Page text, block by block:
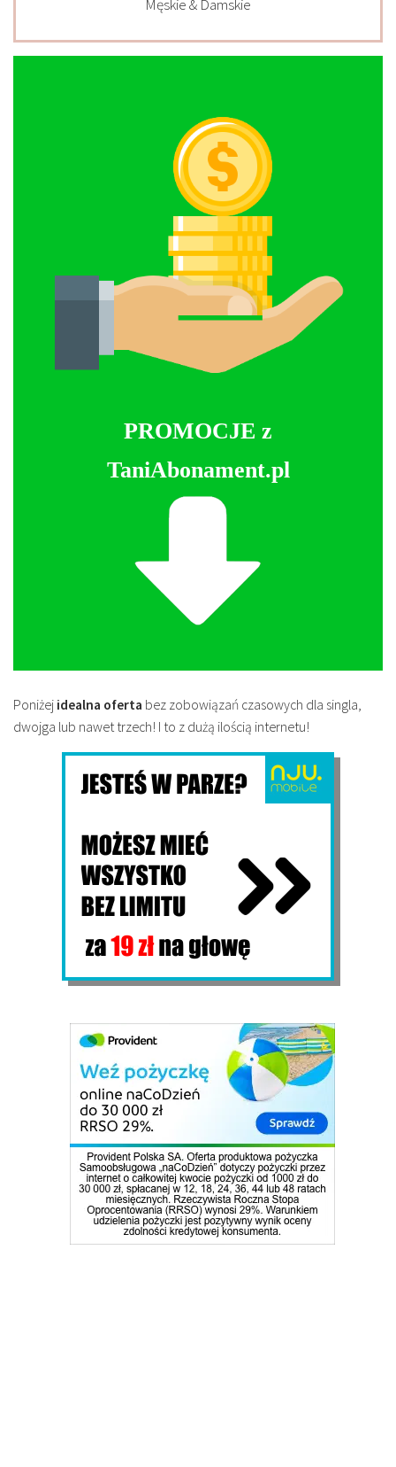
Męskie & Damskie
PROMOCJE z
TaniAbonament.pl
Poniżej idealna oferta bez zobowiązań czasowych dla singla,
dwojga lub nawet trzech! I to z dużą ilością internetu!